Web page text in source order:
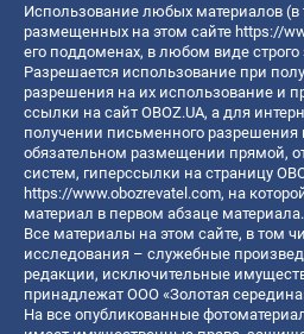
Использование любых материалов (в
размещенных на этом сайте https://
его поддоменах, в любом виде
Разрешается использование при
разрешения на их использование и
ссылки на сайт OBOZ.UA, а для
получении письменного разрешения
обязательном размещении прямой,
систем, гиперссылки на страницу
https://www.obozrevatel.com, на
материал в первом абзаце материала.
Все материалы на этом сайте, в том
исследования – служебные
редакции, исключительные
принадлежат ООО «Золотая
На все опубликованные